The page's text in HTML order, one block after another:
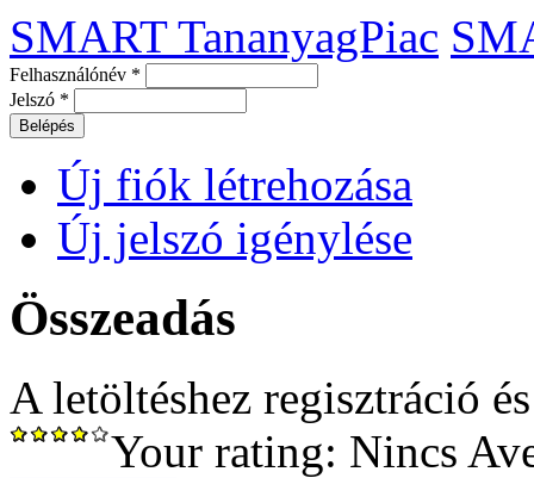
SMART TananyagPiac
Felhasználónév *
Jelszó *
Új fiók létrehozása
Új jelszó igénylése
Összeadás
A letöltéshez regisztráció
Your rating: Nincs